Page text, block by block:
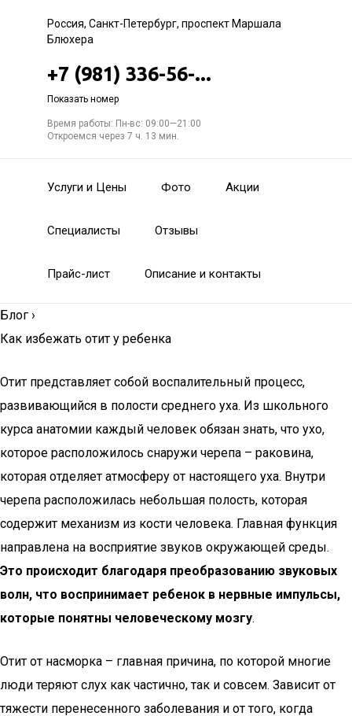
Россия, Санкт-Петербург, проспект Маршала
Блюхера
+7 (981) 336-56-...
Показать номер
Время работы: Пн-вс: 09:00—21:00
Откроемся через 7 ч. 13 мин.
Услуги и Цены Фото Акции
Специалисты Отзывы
Прайс-лист Описание и контакты
Блог ›
Как избежать отит у ребенка
Отит представляет собой воспалительный процесс,
развивающийся в полости среднего уха. Из школьного
курса анатомии каждый человек обязан знать, что ухо,
которое расположилось снаружи черепа – раковина,
которая отделяет атмосферу от настоящего уха. Внутри
черепа расположилась небольшая полость, которая
содержит механизм из кости человека. Главная функция
направлена на восприятие звуков окружающей среды.
Это происходит благодаря преобразованию звуковых
волн, что воспринимает ребенок в нервные импульсы,
которые понятны человеческому мозгу.
Отит от насморка – главная причина, по которой многие
люди теряют слух как частично, так и совсем. Зависит от
тяжести перенесенного заболевания и от того, когда